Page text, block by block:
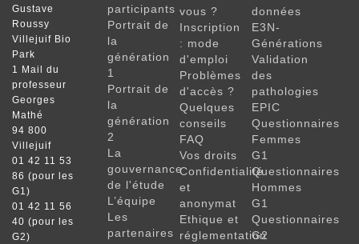
participants
Portrait de
la
génération
1
Portrait de
la
génération
2
La
gouvernance
de l'étude
L’équipe
Les
partenaires
vous ?
Inscription
: mode
d'emploi
Problèmes
d'accès ?
Quelques
conseils
FAQ
Vos droits
Confidentialité
et
anonymat
Ethique et
réglementation
données
E3N-
Générations
Validation
des
pathologies
EPIC
Questionnaires
Femmes
G1
Questionnaires
Hommes
G1
Questionnaires
G2
Gustave
Roussy
Villejuif Bio
Park
1 Mail du
professeur
Georges
Mathé
94 800
Villejuif
01 42 11 53
86 (pour les
G1)
01 42 11 56
40 (pour les
G2)